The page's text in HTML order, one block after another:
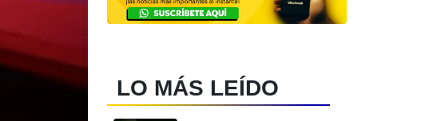
LO MÁS LEÍDO